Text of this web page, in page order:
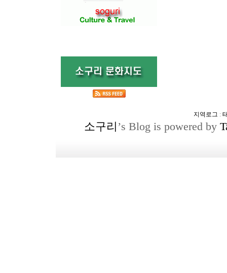
지역로그 :
소구리 ’s Blog is powered by